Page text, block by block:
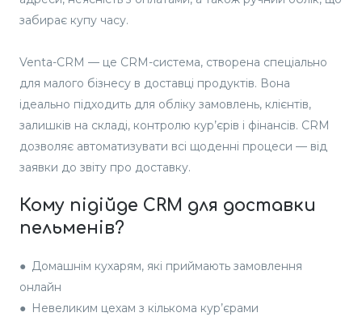
забирає купу часу.
Venta-CRM — це CRM-система, створена спеціально
для малого бізнесу в доставці продуктів. Вона
ідеально підходить для обліку замовлень, клієнтів,
залишків на складі, контролю кур’єрів і фінансів. CRM
дозволяє автоматизувати всі щоденні процеси — від
заявки до звіту про доставку.
Кому підійде CRM для доставки
пельменів?
● Домашнім кухарям, які приймають замовлення
онлайн
● Невеликим цехам з кількома кур’єрами